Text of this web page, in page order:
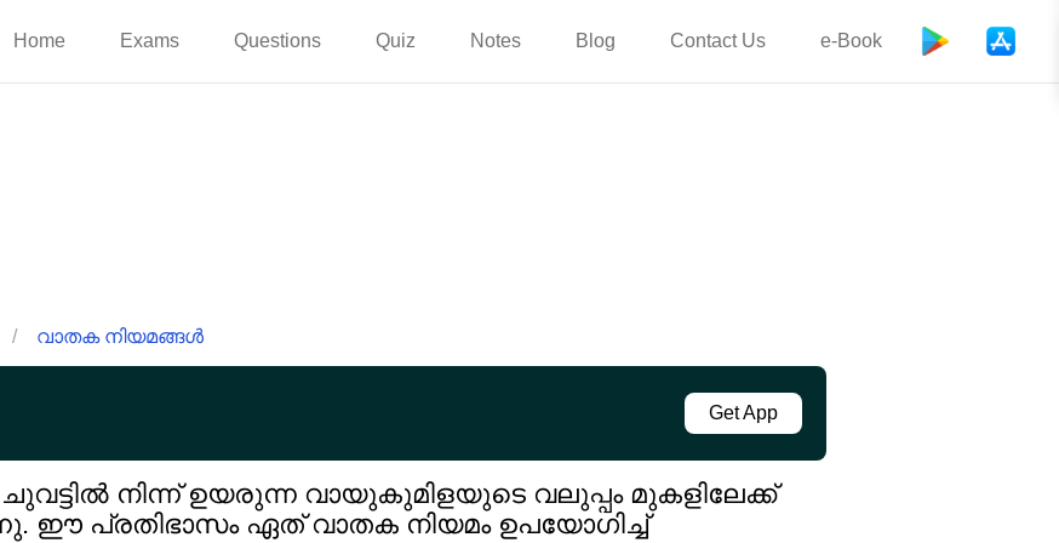
Home Exams Questions Quiz Notes Blog Contact Us e-Book
/ വാതക നിയമങ്ങൾ
Get App
നിന്ന് ഉയരുന്ന വായുകുമിളയുടെ വലുപ്പം മുകളിലേക്ക്
ഈ പ്രതിഭാസം ഏത് വാതക നിയമം ഉപയോഗിച്ച്